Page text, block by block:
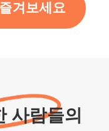
겨보세요
사람들의